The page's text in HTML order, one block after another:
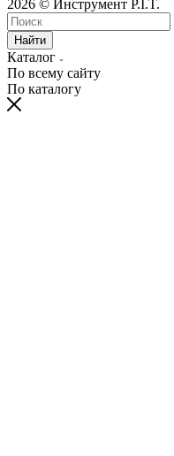
2026 © Инструмент P.I.T.
Найти
Каталог
По всему сайту
По каталогу